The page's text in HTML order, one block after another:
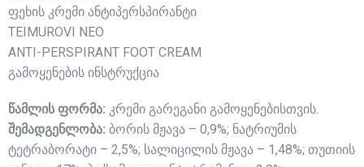
ფეხის კრემი ანტიპერსპირანტი
TEIMUROVI NEO
ANTI-PERSPIRANT FOOT CREAM
გამოყენების ინსტრუქცია
წამლის ფორმა: კრემი გარეგანი გამოყენებისთვის.
შემადგენლობა: ბორის მჟავა – 0,9%; ნატრიუმის
ტეტრაბორატი – 2,5%; სალიცილის მჟავა – 1,48%; თუთიის